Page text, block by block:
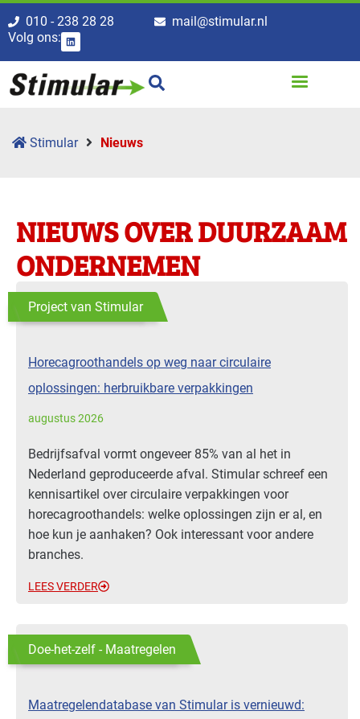
010 - 238 28 28
mail@stimular.nl
Volg ons:
Stimular Nieuws
NIEUWS OVER DUURZAAM
ONDERNEMEN
Project van Stimular
Horecagroot­handels op weg naar circulaire
oplossingen: herbruikbare verpakkingen
augustus 2026
Bedrijfsafval vormt ongeveer 85% van al het in
Nederland geproduceerde afval. Stimular schreef een
kennisartikel over circulaire verpakkingen voor
horecagroothandels: welke oplossingen zijn er al, en
hoe kun je aanhaken? Ook interessant voor andere
branches.
LEES VERDER
Doe-het-zelf - Maatregelen
Maatregelendatabase van Stimular is vernieuwd: